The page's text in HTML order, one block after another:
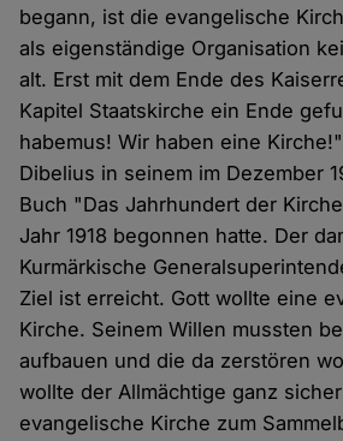
begann, ist die evangelische
als eigenständige Organisation
alt. Erst mit dem Ende des
Kapitel Staatskirche ein Ende
habemus! Wir haben eine
Dibelius in seinem im Dezember
Buch "Das Jahrhundert der
Jahr 1918 begonnen hatte. Der
Kurmärkische
Ziel ist erreicht. Gott wollte eine
Kirche. Seinem Willen mussten
aufbauen und die da zerstören
wollte der Allmächtige ganz
evangelische Kirche zum